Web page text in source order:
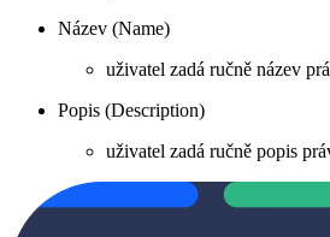
Název (Name)
uživatel zadá ručně název
Popis (Description)
uživatel zadá ručně popis